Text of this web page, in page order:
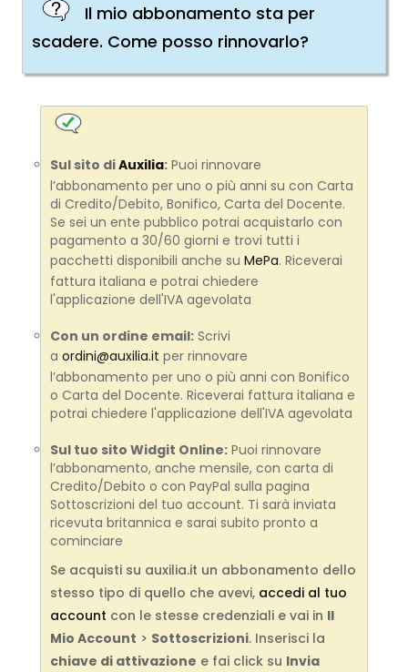
Il mio abbonamento sta per
scadere. Come posso rinnovarlo?
Sul sito diAuxilia: Puoi rinnovare
l’abbonamento per uno o più anni su con Carta
di Credito/Debito, Bonifico, Carta del Docente.
Se sei un ente pubblico potrai acquistarlo con
pagamento a 30/60 giorni e trovi tutti i
pacchetti disponibili anche su MePa. Riceverai
fattura italiana e potrai chiedere
l'applicazione dell'IVA agevolata
Con un ordine email: Scrivi
a ordini@auxilia.it per rinnovare
l’abbonamento per uno o più anni con Bonifico
o Carta del Docente. Riceverai fattura italiana e
potrai chiedere l'applicazione dell'IVA agevolata
Sul tuo sito Widgit Online: Puoi rinnovare
l’abbonamento, anche mensile, con carta di
Credito/Debito o con PayPal sulla pagina
Sottoscrizioni del tuo account. Ti sarà inviata
ricevuta britannica e sarai subito pronto a
cominciare
Se acquisti su auxilia.it un abbonamento dello
stesso tipo di quello che avevi, accedi al tuo
account con le stesse credenziali e vai in Il
Mio Account > Sottoscrizioni. Inserisci la
chiave di attivazione e fai click su Invia